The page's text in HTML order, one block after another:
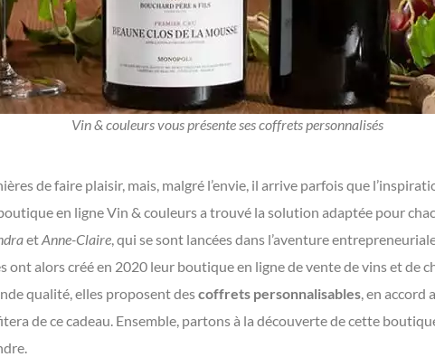
Vin & couleurs vous présente ses coffrets personnalisés
de faire plaisir, mais, malgré l’envie, il arrive parfois que
en ligne Vin & couleurs a trouvé la solution adaptée pour
etAnne-Claire, qui se sont lancées dans l’aventure
ont alors créé en 2020 leur boutique en ligne de vente de vins et de
qualité, elles proposent descoffrets personnalisables, en accord
de ce cadeau. Ensemble, partons à la découverte de cette